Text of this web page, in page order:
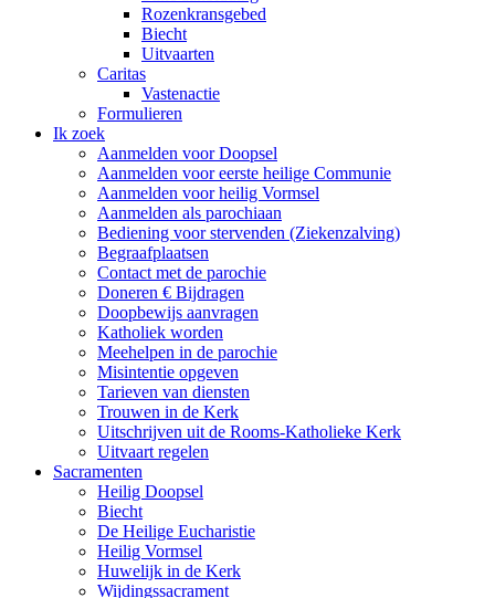
Rozenkransgebed
Biecht
Uitvaarten
Caritas
Vastenactie
Formulieren
Ik zoek
Aanmelden voor Doopsel
Aanmelden voor eerste heilige Communie
Aanmelden voor heilig Vormsel
Aanmelden als parochiaan
Bediening voor stervenden (Ziekenzalving)
Begraafplaatsen
Contact met de parochie
Doneren € Bijdragen
Doopbewijs aanvragen
Katholiek worden
Meehelpen in de parochie
Misintentie opgeven
Tarieven van diensten
Trouwen in de Kerk
Uitschrijven uit de Rooms-Katholieke Kerk
Uitvaart regelen
Sacramenten
Heilig Doopsel
Biecht
De Heilige Eucharistie
Heilig Vormsel
Huwelijk in de Kerk
Wijdingssacrament